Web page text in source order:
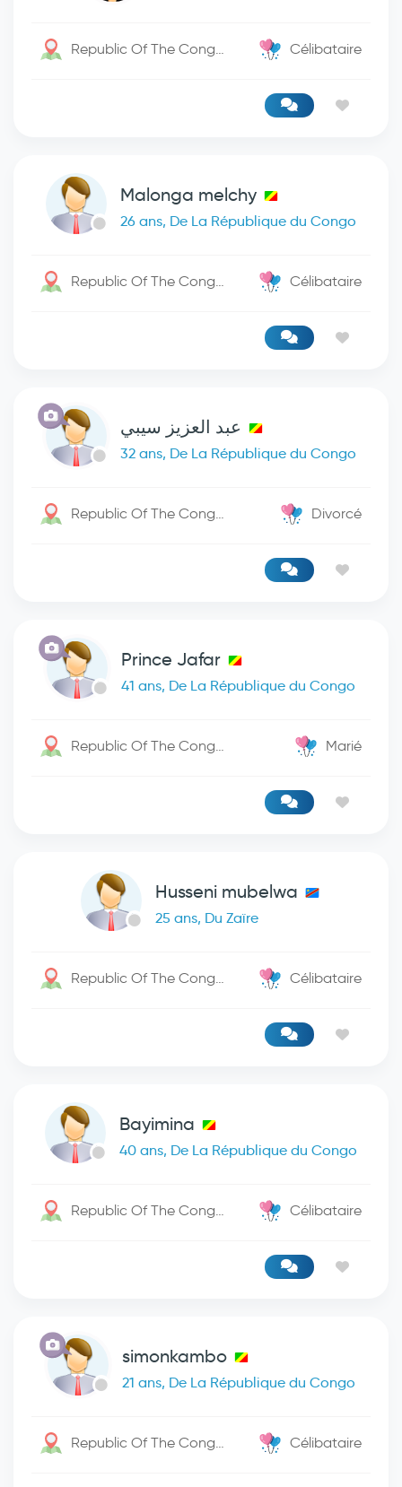
Republic Of The Congo / Baya Célibataire
Malonga melchy
26 ans, De La République du Congo
Republic Of The Congo / Kinshasa Célibataire
عبد العزيز سيبي
32 ans, De La République du Congo
Republic Of The Congo / Kinshasa Divorcé
Prince Jafar
41 ans, De La République du Congo
Republic Of The Congo / - Marié
Husseni mubelwa
25 ans, Du Zaïre
Republic Of The Congo / Kinshasa Célibataire
Bayimina
40 ans, De La République du Congo
Republic Of The Congo / Kinshasa Célibataire
simonkambo
21 ans, De La République du Congo
Republic Of The Congo / Kisangani Célibataire